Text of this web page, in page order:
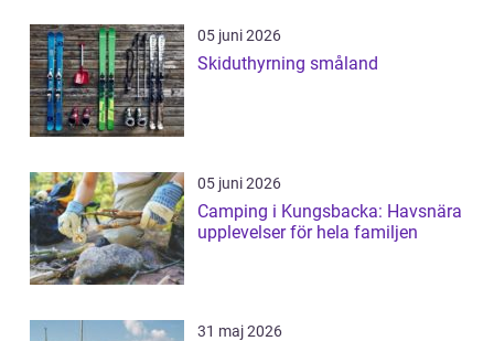
05 juni 2026
Skiduthyrning småland
05 juni 2026
Camping i Kungsbacka: Havsnära
upplevelser för hela familjen
31 maj 2026